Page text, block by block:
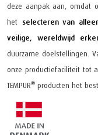
deze aanpak aan, omdat
het selecteren van
veilige, wereldwijd
duurzame doelstellingen.
onze productiefaciliteit tot
TEMPUR® producten het